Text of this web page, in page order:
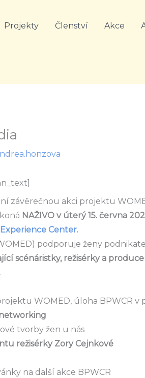
Projekty Členství Akce
závěrečnou akci projektu
NAŽIVO v úterý 15. června
Center.
podporuje ženy
scénáristky, režisérky a
WOMED, úloha BPWCR v
networking
tvorby žen u nás
režisérky Zory Cejnkové
na další akce BPWCR